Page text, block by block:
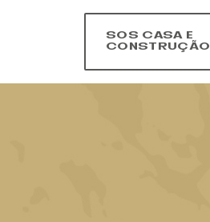
SOS CASA E
CONSTRUÇÃO